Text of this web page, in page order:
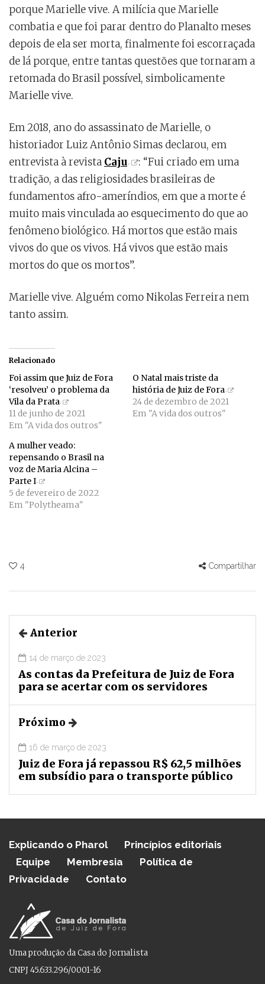
porque Marielle vive. A milícia que Marielle
combatia e que foi parar dentro do Planalto meses
depois de ela ser morta, finalmente foi escorraçada
de lá porque, entre tantas questões que tornaram a
retomada do Brasil possível, simbolicamente
Marielle vive.
Em 2018, ano do assassinato de Marielle, o
historiador Luiz Antônio Simas declarou, em
entrevista à revista Caju
: “Fui criado em uma
tradição, a das religiosidades brasileiras de
fundamentos afro-ameríndios, em que a morte é
muito mais vinculada ao esquecimento do que ao
fenômeno biológico. Há mortos que estão mais
vivos do que os vivos. Há vivos que estão mais
mortos do que os mortos”.
Marielle vive. Alguém como Nikolas Ferreira nem
tanto assim.
Relacionado
Foi assim que Juiz de Fora
‘resolveu’ o problema da
Vila da Prata
11 de junho de 2021
Em "A vida dos outros"
O Natal mais triste da
história de Juiz de Fora
24 de dezembro de 2021
Em "A vida dos outros"
A mulher veado:
repensando o Brasil na
voz de Maria Alcina –
Parte I
5 de fevereiro de 2022
Em "Polytheama"
4 Compartilhar
Anterior
14 de março de 2023
As contas da Prefeitura de Juiz de Fora
para se acertar com os servidores
Próximo
16 de março de 2023
Juiz de Fora já repassou R$ 62,5 milhões
em subsídio para o transporte público
Explicando o Pharol
Princípios editoriais
Equipe
Membresia
Política de
Privacidade
Contato
Uma produção da Casa do Jornalista
CNPJ 45.633.296/0001-16